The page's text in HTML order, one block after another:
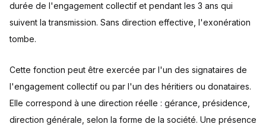
durée de l'engagement collectif et pendant les 3 ans qui
suivent la transmission. Sans direction effective, l'exonération
tombe.
Cette fonction peut être exercée par l'un des signataires de
l'engagement collectif ou par l'un des héritiers ou donataires.
Elle correspond à une direction réelle : gérance, présidence,
direction générale, selon la forme de la société. Une présence